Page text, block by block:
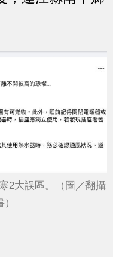
2大誤區。（圖／翻攝